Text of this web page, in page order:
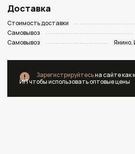
Доставка
Стоимость доставки
Самовывоз
Самовывоз
Янино,
Зарегистрируйтесьна сайте как
ИП чтобы использовать оптовые цены